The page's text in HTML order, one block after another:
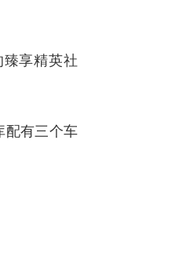
享精英社
配有三个车